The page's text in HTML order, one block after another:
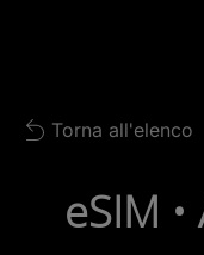
Back to list
Torna all'elenco
eSIM •